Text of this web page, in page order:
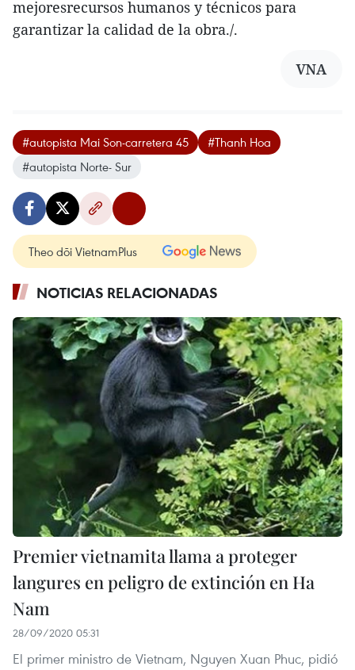
mejoresrecursos humanos y técnicos para
garantizar la calidad de la obra./.
VNA
#autopista Mai Son-carretera 45
#Thanh Hoa
#autopista Norte- Sur
Theo dõi VietnamPlus
NOTICIAS RELACIONADAS
Premier vietnamita llama a proteger
langures en peligro de extinción en Ha
Nam
28/09/2020 05:31
El primer ministro de Vietnam, Nguyen Xuan Phuc, pidió